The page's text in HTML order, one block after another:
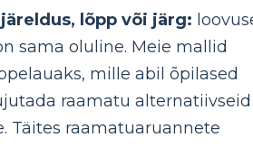
lõpp või järg:
sama oluline. Meie mallid
mille abil õpilased
raamatu alternatiivseid
Täites raamatuaruannete